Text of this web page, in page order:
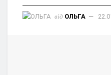
від ОЛЬГА